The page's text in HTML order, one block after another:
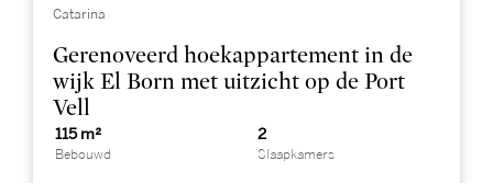
Catarina
Gerenoveerd hoekappartement in de
wijk El Born met uitzicht op de Port
Vell
115 m²
Bebouwd
2
Slaapkamers